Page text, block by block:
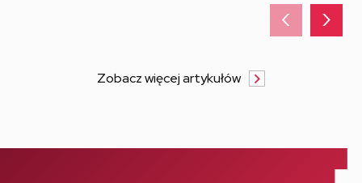
‹ ›
Zobacz więcej artykułów